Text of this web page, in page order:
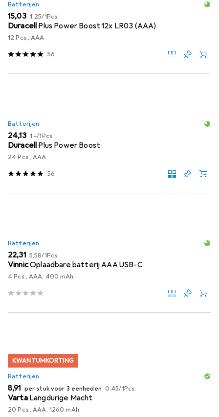
Batterijen
EUR
15,03 EUR
1,25/1Pcs.
Duracell Plus Power Boost 12x LR03 (AAA)
12 Pcs., AAA
56
Batterijen
EUR
24,13 EUR
1,–/1Pcs.
Duracell Plus Power Boost
24 Pcs., AAA
56
Batterijen
EUR
22,31 EUR
5,58/1Pcs.
VinnicOplaadbare batterij AAA USB-C
4 Pcs., AAA, 400 mAh
KWANTUMKORTING
Batterijen
EUR
8,91 per stuk voor 3 eenheden EUR
0,45/1Pcs.
Varta Langdurige Macht
20 Pcs., AAA, 1260 mAh